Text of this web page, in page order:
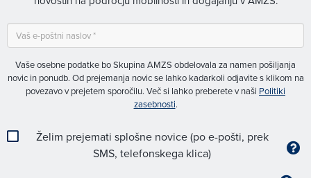
Vaše osebne podatke bo Skupina AMZS obdelovala za namen pošiljanja
novic in ponudb. Od prejemanja novic se lahko kadarkoli odjavite s klikom na
povezavo v prejetem sporočilu. Več si lahko preberete v naši Politiki
zasebnosti.
Želim prejemati splošne novice (po e-pošti, prek
SMS, telefonskega klica)